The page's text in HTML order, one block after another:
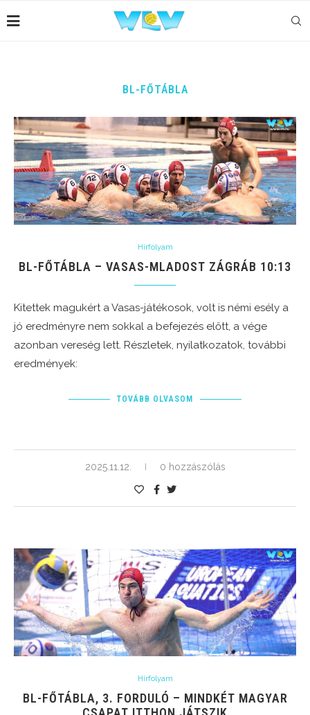
BL-FŐTÁBLA
Hírfolyam
BL-FŐTÁBLA – VASAS-MLADOST ZÁGRÁB 10:13
Kitettek magukért a Vasas-játékosok, volt is némi esély a
jó eredményre nem sokkal a befejezés előtt, a vége
azonban vereség lett. Részletek, nyilatkozatok, további
eredmények:
TOVÁBB OLVASOM
2025.11.12. 0 hozzászólás
Hírfolyam
BL-FŐTÁBLA, 3. FORDULÓ – MINDKÉT MAGYAR